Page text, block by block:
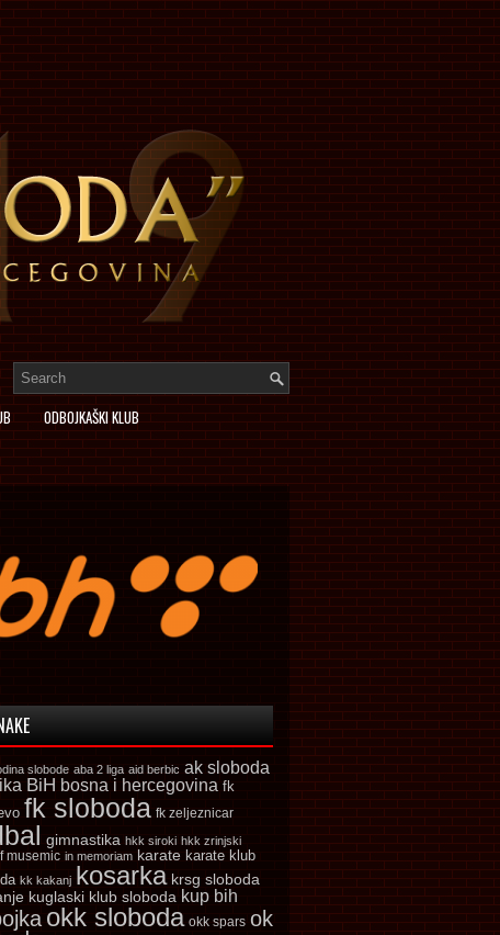
ODBOJKAŠKI KLUB
slobode aba 2 liga aid berbic ak sloboda
BiH bosna i hercegovina fk
fk sloboda fk zeljeznicar
gimnastika hkk siroki hkk zrinjski
musemic in memoriam karate karate klub
kk kakanj kosarka krsg sloboda
kuglaski klub sloboda kup bih
okk sloboda okk spars ok